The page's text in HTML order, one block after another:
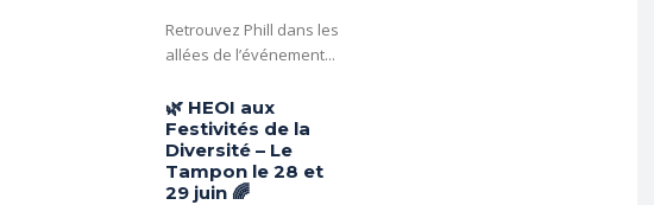
Retrouvez Phill dans les
allées de l’événement...
🌿 HEOI aux
Festivités de la
Diversité – Le
Tampon le 28 et
29 juin 🌈